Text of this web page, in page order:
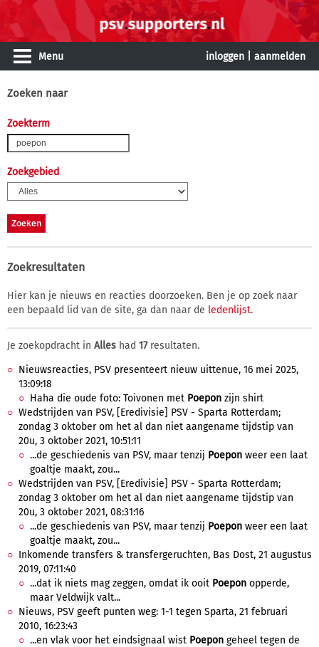
Menu inloggen aanmelden
Zoeken naar
Zoekterm
Zoekgebied
Zoekresultaten
Hier kan je nieuws en reacties doorzoeken. Ben je op zoek naar
een bepaald lid van de site, ga dan naar de ledenlijst.
Je zoekopdracht in Alles had 17resultaten.
Nieuwsreacties, PSV presenteert nieuw uittenue, 16 mei 2025,
13:09:18
Haha die oude foto: Toivonen met Poepon zijn shirt
Wedstrijden van PSV, [Eredivisie] PSV - Sparta Rotterdam;
zondag 3 oktober om het al dan niet aangename tijdstip van
20u, 3 oktober 2021, 10:51:11
...de geschiedenis van PSV, maar tenzij Poepon weer een laat
goaltje maakt, zou...
Wedstrijden van PSV, [Eredivisie] PSV - Sparta Rotterdam;
zondag 3 oktober om het al dan niet aangename tijdstip van
20u, 3 oktober 2021, 08:31:16
...de geschiedenis van PSV, maar tenzij Poepon weer een laat
goaltje maakt, zou...
Inkomende transfers & transfergeruchten, Bas Dost, 21 augustus
2019, 07:11:40
...dat ik niets mag zeggen, omdat ik ooit Poepon opperde,
maar Veldwijk valt...
Nieuws, PSV geeft punten weg: 1-1 tegen Sparta, 21 februari
2010, 16:23:43
...en vlak voor het eindsignaal wist Poepon geheel tegen de